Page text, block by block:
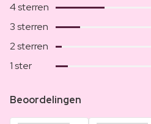
4 sterren
3 sterren
2 sterren
1 ster
Beoordelingen